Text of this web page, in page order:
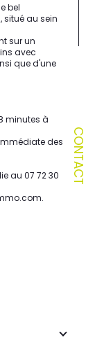
CONTACT
bel
situé au sein
sur un
avec
que d'une
minutes à
des
au 07 72 30